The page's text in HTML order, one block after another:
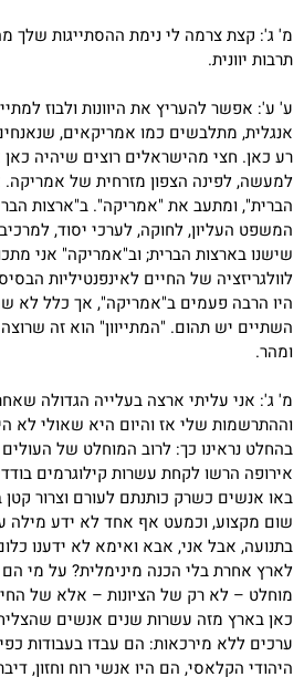
מ' ג': קצת צרמה לי נימת ההסתייגות שלך
תרבות יוונית.
ע' ע': אפשר להעריץ את היוונות ולבוז
אנגלית, מתלבשים כמו אמריקאים,
רע כאן. חצי מהישראלים רוצים שיהיה כאן
למעשה, לפינה הצפון מזרחית של אמריקה.
הברית", ומתעב את "אמריקה". ב"ארצות
המשפט העליון, לחוקה, לערכי יסוד,
שישנו בארצות הברית; וב"אמריקה" אני
לוולגריזציה של החיים לאינפנטיליות
היו הרבה פעמים ב"אמריקה", אך כלל לא
השתיים יש תהום. "המתייוון" הוא זה
ומהר.
מ' ג': אני עליתי ארצה בעלייה הגדולה
וההתרשמות שלי אז והיום היא שאולי לא
בהחלט נראינו כך: לרוב המוחלט של
אירופה הרשו לקחת עשרות קילוגרמים
באו אנשים כשרק כותנתם לעורם וצרור
שום מקצוע, וכמעט אף אחד לא ידע מילה
בתנועה, אבל אני, אבא ואימא לא ידענו
לארץ אחרת בלי הכנה מינימלית? על מי
מוחלט – לא רק של הציונות – אלא של
כאן בארץ מזה עשרות שנים אנשים
ערכים ללא מירכאות: הם עבדו בעבודות
היהודי הקלאסי, הם היו אנשי רוח וחזון,